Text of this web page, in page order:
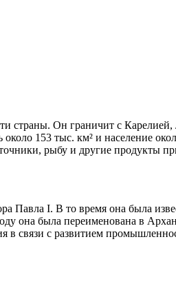
страны. Он граничит с
153 тыс. км² и население
рыбу и другие продукты
Павла I. В то время она была
она была переименована в
в связи с развитием